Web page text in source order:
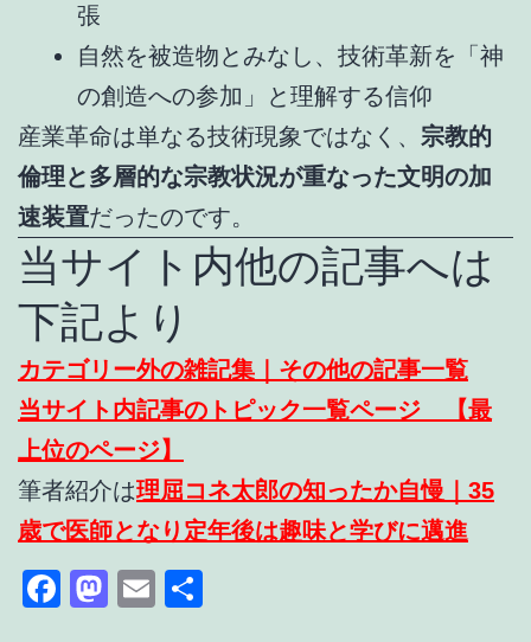
張
自然を被造物とみなし、技術革新を「神
の創造への参加」と理解する信仰
産業革命は単なる技術現象ではなく、 宗教的
倫理と多層的な宗教状況が重なった文明の加
速装置だったのです。
当サイト内他の記事へは
下記より
カテゴリー外の雑記集｜その他の記事一覧
当サイト内記事のトピック一覧ページ 【最
上位のページ】
筆者紹介は理屈コネ太郎の知ったか自慢｜35
歳で医師となり定年後は趣味と学びに邁進
Facebook
Mastodon
Email